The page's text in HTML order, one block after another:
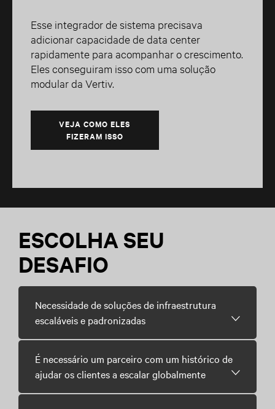
Esse integrador de sistema precisava
adicionar capacidade de data center
rapidamente para acompanhar o crescimento.
Eles conseguiram isso com uma solução
modular da Vertiv.
VEJA COMO ELES
FIZERAM ISSO
ESCOLHA SEU
DESAFIO
Necessidade de soluções de infraestrutura
escaláveis e padronizadas
É necessário um parceiro com um histórico de
ajudar os clientes a escalar globalmente